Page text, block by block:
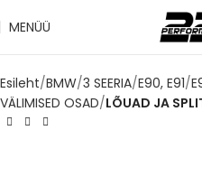
MENÜÜ
Esileht BMW 3 SEERIA E90, E91
VÄLIMISED OSAD LÕUAD JA
✔Tarne 1–3 tööpäeva